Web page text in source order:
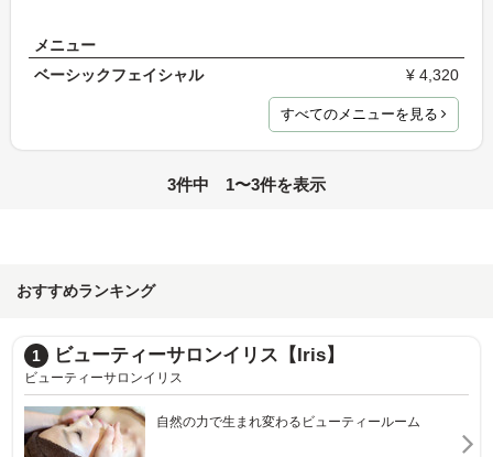
メニュー
ベーシックフェイシャル
¥ 4,320
すべてのメニューを見る
3件中 1〜3件を表示
おすすめランキング
1 ビューティーサロンイリス【Iris】
ビューティーサロンイリス
自然の力で生まれ変わるビューティールーム